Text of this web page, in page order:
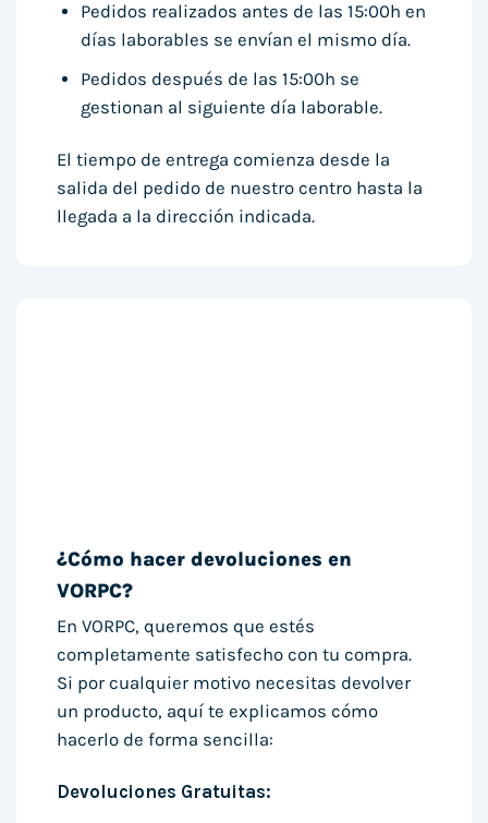
Pedidos realizados antes de las 15:00h en
días laborables se envían el mismo día.
Pedidos después de las 15:00h se
gestionan al siguiente día laborable.
El tiempo de entrega comienza desde la
salida del pedido de nuestro centro hasta la
llegada a la dirección indicada.
¿Cómo hacer devoluciones en
VORPC?
En VORPC, queremos que estés
completamente satisfecho con tu compra.
Si por cualquier motivo necesitas devolver
un producto, aquí te explicamos cómo
hacerlo de forma sencilla:
Devoluciones Gratuitas: